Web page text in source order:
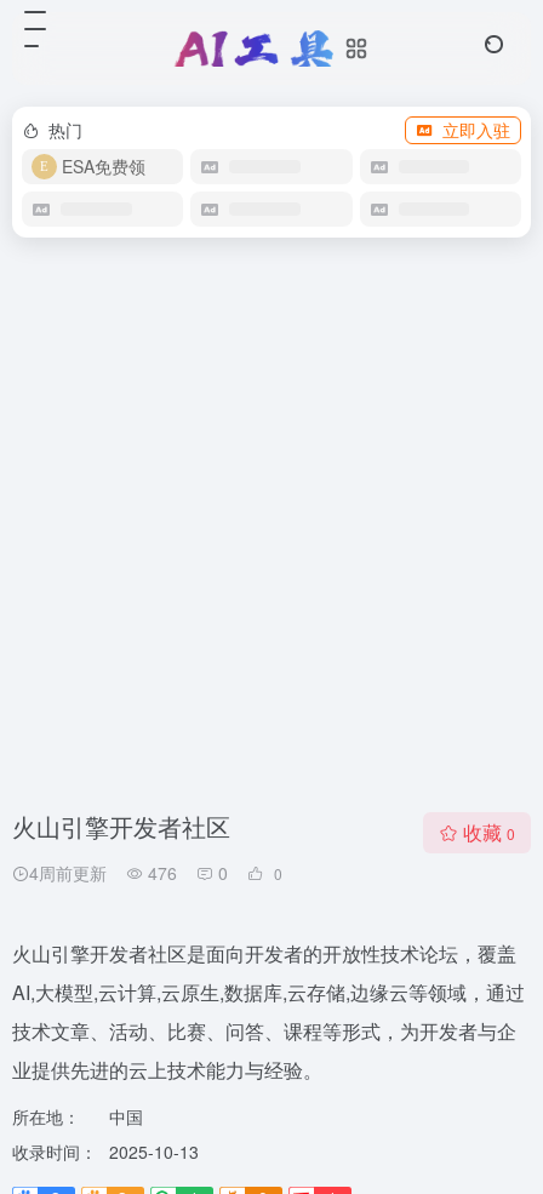
热门
立即入驻
ESA免费领
火山引擎开发者社区
4周前更新 476 0 0
收藏 0
火山引擎开发者社区是面向开发者的开放性技术论坛，覆盖
AI,大模型,云计算,云原生,数据库,云存储,边缘云等领域，通过
技术文章、活动、比赛、问答、课程等形式，为开发者与企
业提供先进的云上技术能力与经验。
所在地：
中国
收录时间：
2025-10-13